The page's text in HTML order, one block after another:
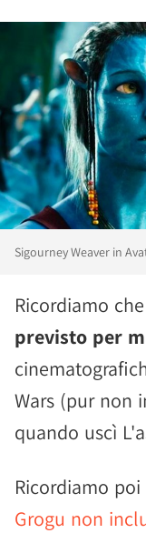
Sigourney Weaver in
Ricordiamo
previsto per
Wars (pur non
quando uscì
Ricordiamo poi
Grogu non